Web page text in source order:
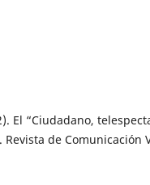
El “Ciudadano,
de Comunicación